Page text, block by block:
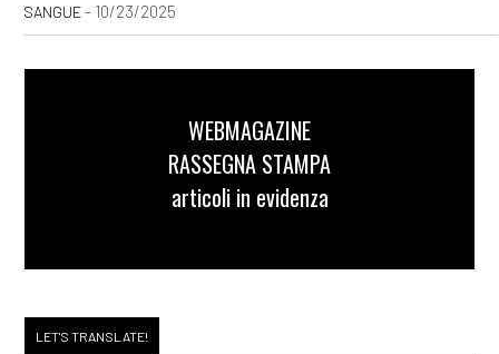
SANGUE- 10/23/2025
WEBMAGAZINE
RASSEGNA STAMPA
articoli in evidenza
LET'S TRANSLATE!